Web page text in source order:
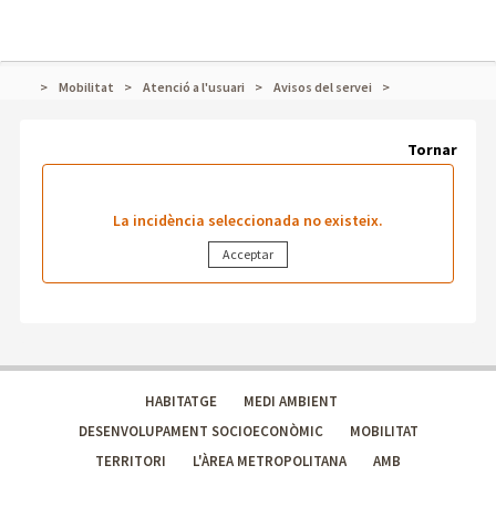
Mobilitat Atenció a l'usuari Avisos del servei
La incidència seleccionada no existeix.
Tornar
HABITATGE
MEDI AMBIENT
DESENVOLUPAMENT SOCIOECONÒMIC
MOBILITAT
TERRITORI
L'ÀREA METROPOLITANA AMB